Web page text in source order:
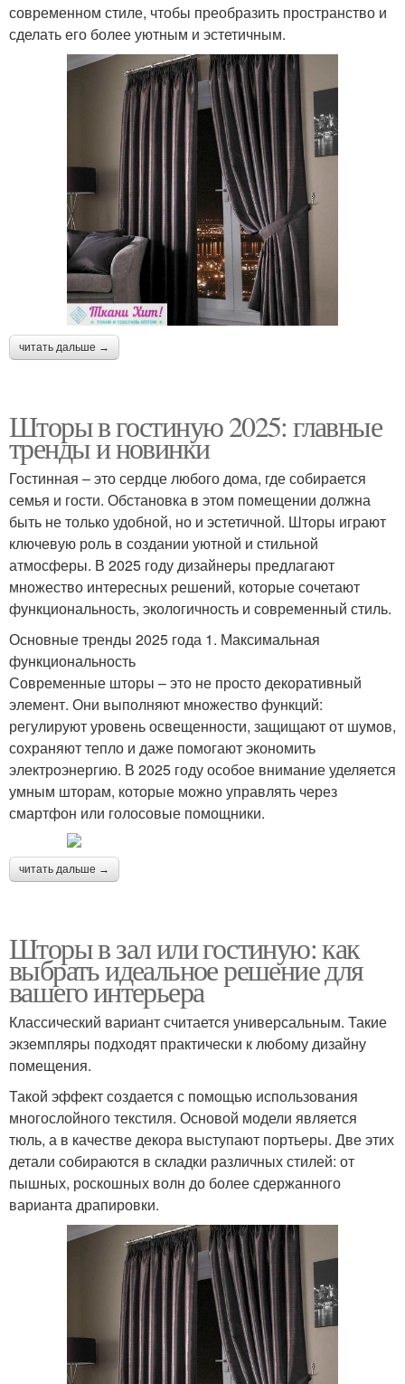
современном стиле, чтобы преобразить пространство и
сделать его более уютным и эстетичным.
читать дальше →
Шторы в гостиную 2025: главные
тренды и новинки
Гостинная – это сердце любого дома, где собирается
семья и гости. Обстановка в этом помещении должна
быть не только удобной, но и эстетичной. Шторы играют
ключевую роль в создании уютной и стильной
атмосферы. В 2025 году дизайнеры предлагают
множество интересных решений, которые сочетают
функциональность, экологичность и современный стиль.
Основные тренды 2025 года 1. Максимальная
функциональность
Современные шторы – это не просто декоративный
элемент. Они выполняют множество функций:
регулируют уровень освещенности, защищают от шумов,
сохраняют тепло и даже помогают экономить
электроэнергию. В 2025 году особое внимание уделяется
умным шторам, которые можно управлять через
смартфон или голосовые помощники.
читать дальше →
Шторы в зал или гостиную: как
выбрать идеальное решение для
вашего интерьера
Классический вариант считается универсальным. Такие
экземпляры подходят практически к любому дизайну
помещения.
Такой эффект создается с помощью использования
многослойного текстиля. Основой модели является
тюль, а в качестве декора выступают портьеры. Две этих
детали собираются в складки различных стилей: от
пышных, роскошных волн до более сдержанного
варианта драпировки.